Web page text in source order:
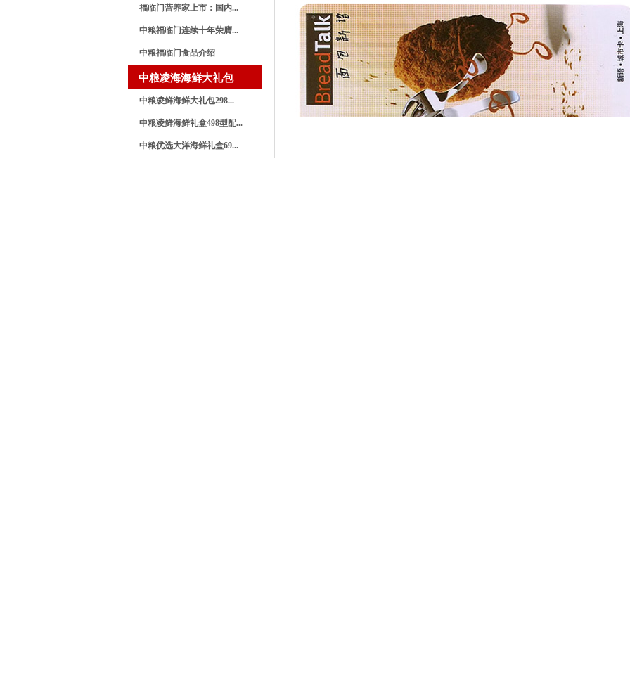
福临门营养家上市：国内...
中粮福临门连续十年荣膺...
中粮福临门食品介绍
中粮凌海海鲜大礼包
中粮凌鲜海鲜大礼包298...
中粮凌鲜海鲜礼盒498型配...
中粮优选大洋海鲜礼盒69...